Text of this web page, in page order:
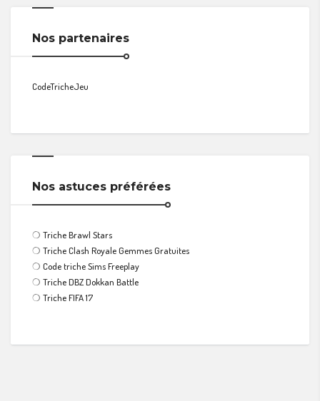
Nos partenaires
CodeTricheJeu
Nos astuces préférées
❍ Triche Brawl Stars
❍ Triche Clash Royale Gemmes Gratuites
❍ Code triche Sims Freeplay
❍ Triche DBZ Dokkan Battle
❍ Triche FIFA 17